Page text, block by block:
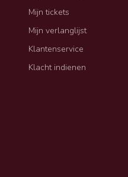
Mijn tickets
Mijn verlanglijst
Klantenservice
Klacht indienen